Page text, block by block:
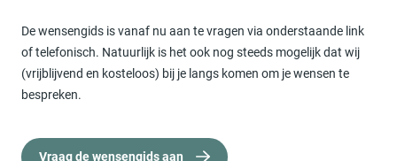
De wensengids is vanaf nu aan te vragen via onderstaande link
of telefonisch. Natuurlijk is het ook nog steeds mogelijk dat wij
(vrijblijvend en kosteloos) bij je langs komen om je wensen te
bespreken.
Vraag de wensengids aan